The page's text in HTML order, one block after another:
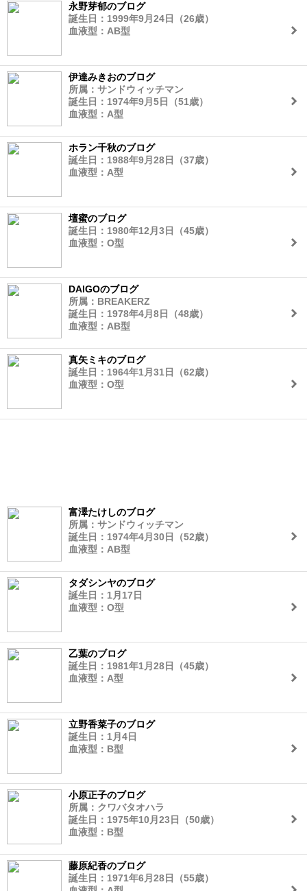
永野芽郁のブログ
誕生日：1999年9月24日（26歳）
血液型：AB型
伊達みきおのブログ
所属：サンドウィッチマン
誕生日：1974年9月5日（51歳）
血液型：A型
ホラン千秋のブログ
誕生日：1988年9月28日（37歳）
血液型：A型
壇蜜のブログ
誕生日：1980年12月3日（45歳）
血液型：O型
DAIGOのブログ
所属：BREAKERZ
誕生日：1978年4月8日（48歳）
血液型：AB型
真矢ミキのブログ
誕生日：1964年1月31日（62歳）
血液型：O型
富澤たけしのブログ
所属：サンドウィッチマン
誕生日：1974年4月30日（52歳）
血液型：AB型
タダシンヤのブログ
誕生日：1月17日
血液型：O型
乙葉のブログ
誕生日：1981年1月28日（45歳）
血液型：A型
立野香菜子のブログ
誕生日：1月4日
血液型：B型
小原正子のブログ
所属：クワバタオハラ
誕生日：1975年10月23日（50歳）
血液型：B型
藤原紀香のブログ
誕生日：1971年6月28日（55歳）